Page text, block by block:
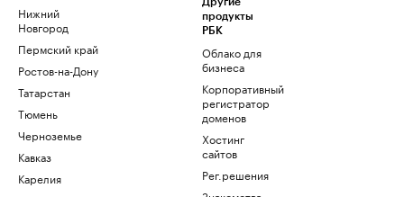
Нижний
Новгород
Пермский край
Ростов-на-Дону
Татарстан
Тюмень
Черноземье
Кавказ
Карелия
продукты
РБК
Облако для
бизнеса
Корпоративный
регистратор
доменов
Хостинг
сайтов
Рег.решения